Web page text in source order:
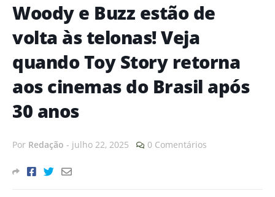
Woody e Buzz estão de
volta às telonas! Veja
quando Toy Story retorna
aos cinemas do Brasil após
30 anos
Por Redação - julho 22, 2025 0 Comentários